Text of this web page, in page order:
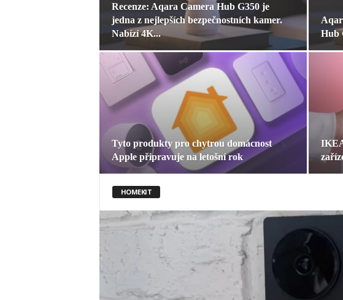
Recenze: Aqara Camera Hub G350 je
jedna z nejlepších bezpečnostních kamer.
Nabízí 4K...
Hub
Tyto produkty pro chytrou domácnost
Apple připravuje na letošní rok
HOMEKIT